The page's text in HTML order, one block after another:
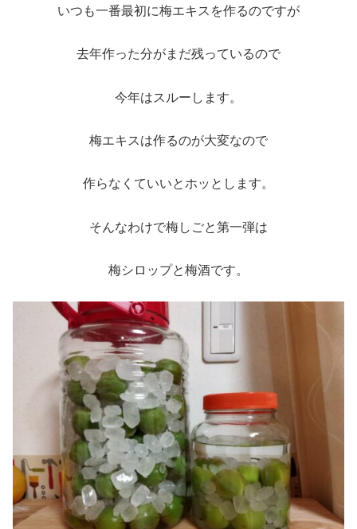
いつも一番最初に梅エキスを作るのですが
去年作った分がまだ残っているので
今年はスルーします。
梅エキスは作るのが大変なので
作らなくていいとホッとします。
そんなわけで梅しごと第一弾は
梅シロップと梅酒です。